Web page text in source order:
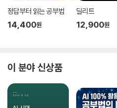
정답부터 읽는 공부법
14,400원
딜리트
12,900원
이 분야 신상품